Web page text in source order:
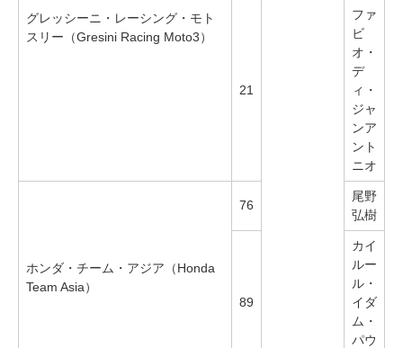
グレッシーニ・レーシング・モト
スリー（Gresini Racing Moto3）
21
ファ
ビ
オ・
デ
ィ・
ジャ
ンア
ント
ニオ
ホンダ・チーム・アジア（Honda
Team Asia）
76
尾野
弘樹
89
カイ
ルー
ル・
イダ
ム・
パウ